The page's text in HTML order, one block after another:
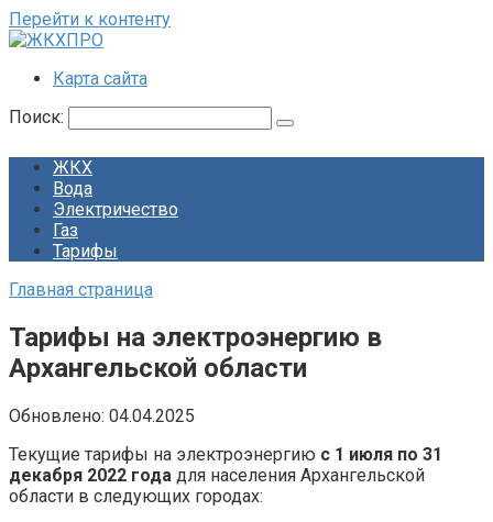
Перейти к контенту
Карта сайта
Поиск:
ЖКХ
Вода
Электричество
Газ
Тарифы
Главная страница
Тарифы на электроэнергию в
Архангельской области
Обновлено: 04.04.2025
Текущие тарифы на электроэнергию с 1 июля по 31
декабря 2022 года для населения Архангельской
области в следующих городах: